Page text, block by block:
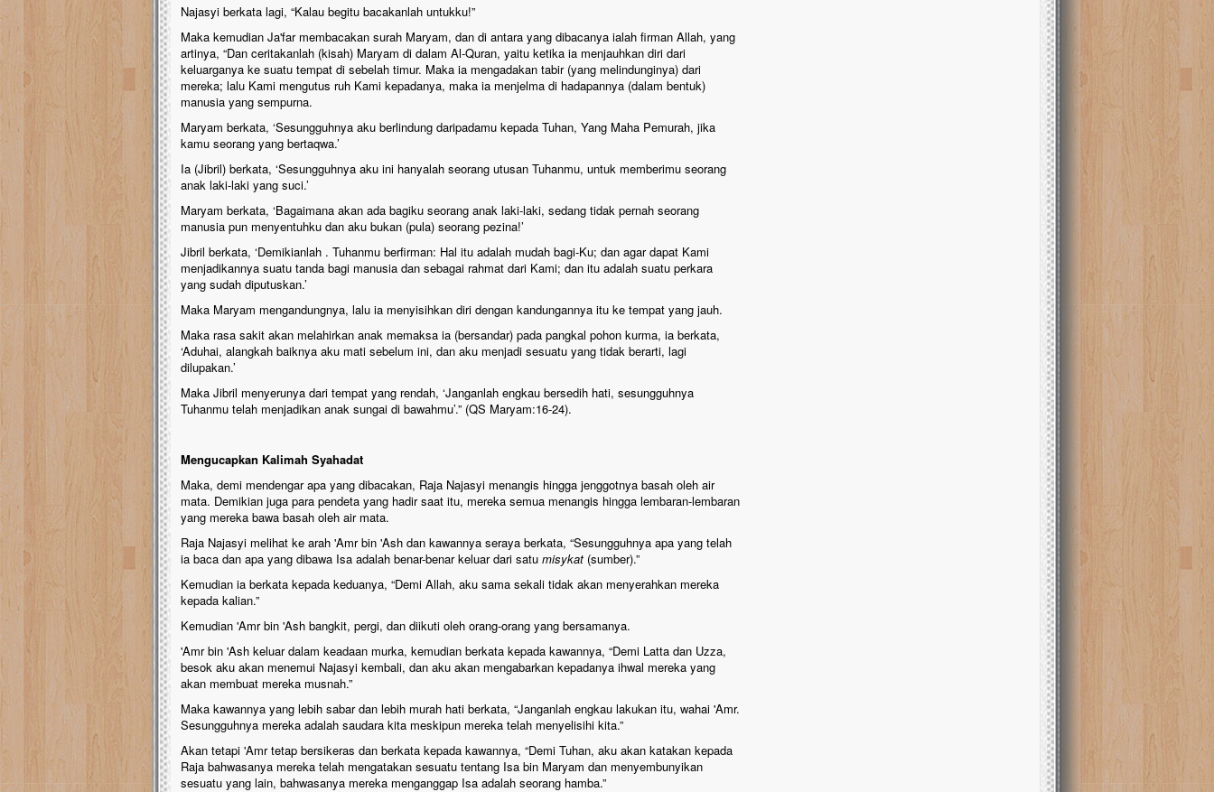
Najasyi berkata lagi, “Kalau begitu bacakanlah untukku!”
Maka kemudian Ja'far membacakan surah Maryam, dan di antara yang dibacanya ialah firman Allah, yang
artinya, “Dan ceritakanlah (kisah) Maryam di dalam Al-Quran, yaitu ketika ia menjauhkan diri dari
keluarganya ke suatu tempat di sebelah timur. Maka ia mengadakan tabir (yang melindunginya) dari
mereka; lalu Kami mengutus ruh Kami kepadanya, maka ia menjelma di hadapannya (dalam bentuk)
manusia yang sempurna.
Maryam berkata, ‘Sesungguhnya aku berlindung daripadamu kepada Tuhan, Yang Maha Pemurah, jika
kamu seorang yang bertaqwa.’
Ia (Jibril) berkata, ‘Sesungguhnya aku ini hanyalah seorang utusan Tuhanmu, untuk memberimu seorang
anak laki-laki yang suci.’
Maryam berkata, ‘Bagaimana akan ada bagiku seorang anak laki-laki, sedang tidak pernah seorang
manusia pun menyentuhku dan aku bukan (pula) seorang pezina!’
Jibril berkata, ‘Demikianlah . Tuhanmu berfirman: Hal itu adalah mudah bagi-Ku; dan agar dapat Kami
menjadikannya suatu tanda bagi manusia dan sebagai rahmat dari Kami; dan itu adalah suatu perkara
yang sudah diputuskan.’
Maka Maryam mengandungnya, lalu ia menyisihkan diri dengan kandungannya itu ke tempat yang jauh.
Maka rasa sakit akan melahirkan anak memaksa ia (bersandar) pada pangkal pohon kurma, ia berkata,
‘Aduhai, alangkah baiknya aku mati sebelum ini, dan aku menjadi sesuatu yang tidak berarti, lagi
dilupakan.’
Maka Jibril menyerunya dari tempat yang rendah, ‘Janganlah engkau bersedih hati, sesungguhnya
Tuhanmu telah menjadikan anak sungai di bawahmu’.” (QS Maryam:16-24).
Mengucapkan Kalimah Syahadat
Maka, demi mendengar apa yang dibacakan, Raja Najasyi menangis hingga jenggotnya basah oleh air
mata. Demikian juga para pendeta yang hadir saat itu, mereka semua menangis hingga lembaran-lembaran
yang mereka bawa basah oleh air mata.
Raja Najasyi melihat ke arah 'Amr bin 'Ash dan kawannya seraya berkata, “Sesungguhnya apa yang telah
ia baca dan apa yang dibawa Isa adalah benar-benar keluar dari satu misykat (sumber).”
Kemudian ia berkata kepada keduanya, “Demi Allah, aku sama sekali tidak akan menyerahkan mereka
kepada kalian.”
Kemudian 'Amr bin 'Ash bangkit, pergi, dan diikuti oleh orang-orang yang bersamanya.
'Amr bin 'Ash keluar dalam keadaan murka, kemudian berkata kepada kawannya, “Demi Latta dan Uzza,
besok aku akan menemui Najasyi kembali, dan aku akan mengabarkan kepadanya ihwal mereka yang
akan membuat mereka musnah.”
Maka kawannya yang lebih sabar dan lebih murah hati berkata, “Janganlah engkau lakukan itu, wahai 'Amr.
Sesungguhnya mereka adalah saudara kita meskipun mereka telah menyelisihi kita.”
Akan tetapi 'Amr tetap bersikeras dan berkata kepada kawannya, “Demi Tuhan, aku akan katakan kepada
Raja bahwasanya mereka telah mengatakan sesuatu tentang Isa bin Maryam dan menyembunyikan
sesuatu yang lain, bahwasanya mereka menganggap Isa adalah seorang hamba.”